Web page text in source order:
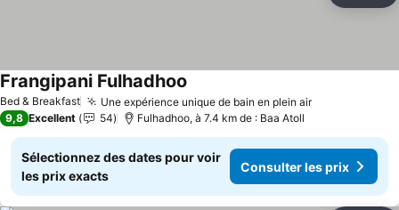
Bed & Breakfast Une expérience unique de bain en plein air
Frangipani Fulhadhoo
9,8 Excellent 54 Fulhadhoo, à 7.4 km de : Baa Atoll
Sélectionnez des dates pour voir
les prix exacts
Consulter les prix